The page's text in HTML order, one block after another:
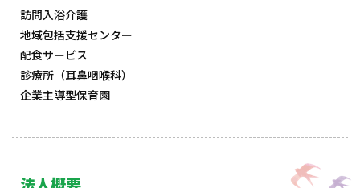
訪問入浴介護
地域包括支援センター
配食サービス
診療所（耳鼻咽喉科）
企業主導型保育園
法人概要